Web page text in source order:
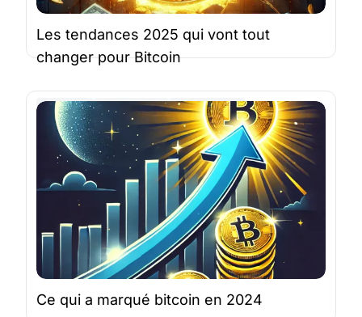
Les tendances 2025 qui vont tout
changer pour Bitcoin
Bitcoin Newsletter
StackinSat
6 janv. 2025 | 6 minutes
Ce qui a marqué bitcoin en 2024